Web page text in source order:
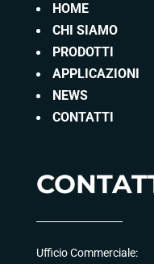
HOME
CHI SIAMO
PRODOTTI
APPLICAZIONI
NEWS
CONTATTI
Ufficio Commerciale: